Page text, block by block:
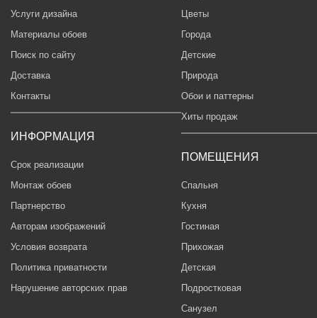
Услуги дизайна
Материалы обоев
Поиск по сайту
Доставка
Контакты
ИНФОРМАЦИЯ
Срок реализации
Монтаж обоев
Партнерство
Авторам изображений
Условия возврата
Политика приватности
Нарушение авторских прав
Цветы
Города
Детские
Природа
Обои и паттерны
Хиты продаж
ПОМЕЩЕНИЯ
Спальня
Кухня
Гостиная
Прихожая
Детская
Подростковая
Санузел